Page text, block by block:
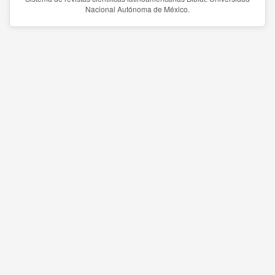
Nacional Autónoma de México.